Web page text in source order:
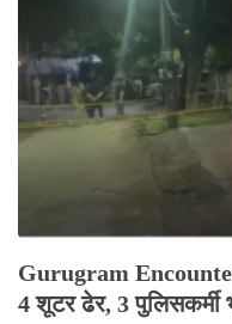
Gurugram
4 शूटर ढेर, 3 पुलिसकर्मी